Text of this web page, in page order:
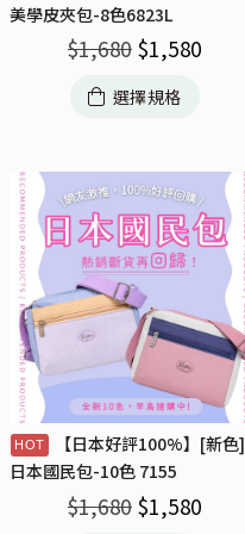
美學皮夾包-8色6823L
$1,680 $1,580
選擇規格
【日本好評100%】[新色]
日本國民包-10色 7155
$1,680 $1,580